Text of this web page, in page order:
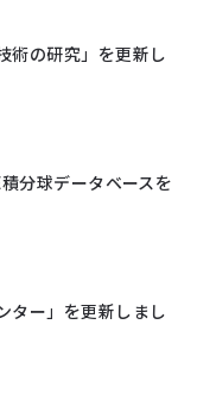
術の研究」を更新し
分球データベースを
ター」を更新しまし